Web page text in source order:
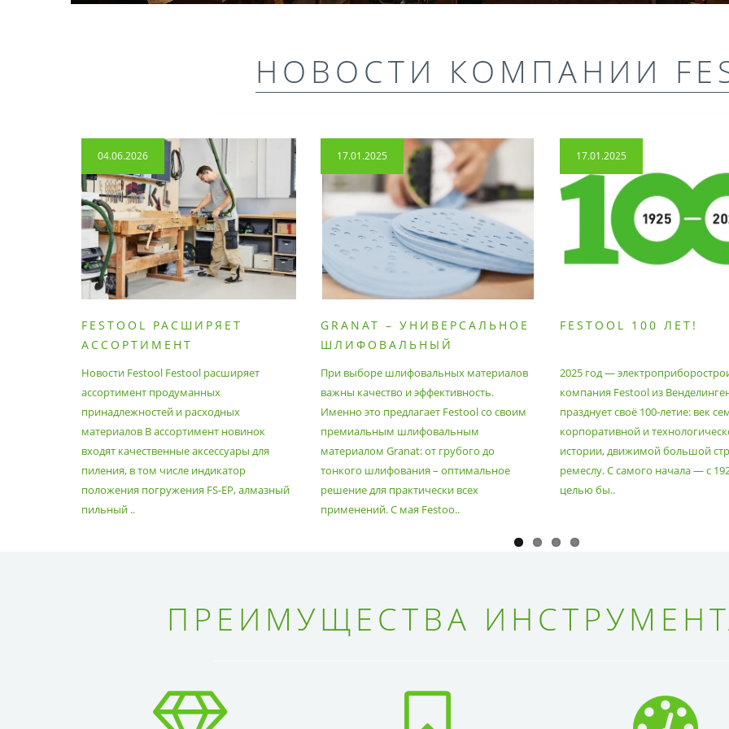
НОВОСТИ КОМПАНИИ
04.06.2026
FESTOOL РАСШИРЯЕТ
АССОРТИМЕНТ
ПРИНАДЛЕЖНОСТЕЙ И
РАСХОДНЫХ МАТЕРИАЛОВ
Новости Festool Festool расширяет
ассортимент продуманных
принадлежностей и расходных
материалов В ассортимент новинок
входят качественные аксессуары для
пиления, в том числе индикатор
положения погружения FS-EP, алмазный
пильный ..
17.01.2025
GRANAT – УНИВЕРСАЛЬНОЕ
ШЛИФОВАЛЬНЫЙ
При выборе шлифовальных материалов
важны качество и эффективность.
Именно это предлагает Festool со своим
премиальным шлифовальным
материалом Granat: от грубого до
тонкого шлифования – оптимальное
решение для практически всех
применений. С мая Festoo..
17.01.2025
FESTOOL 100 ЛЕТ!
2025 год —
компания Festool из
празднует своё 100-летие: век
корпоративной и
истории, движимой большой
ремеслу. С самого начала — с
целью бы..
ПРЕИМУЩЕСТВА ИНСТРУМЕНТА